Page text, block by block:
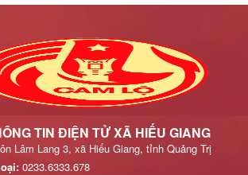
TIN ĐIỆN TỬ XÃ HIẾU GIANG
Lâm Lang 3, xã Hiếu Giang, tỉnh Quảng Trị
0233.6333.678